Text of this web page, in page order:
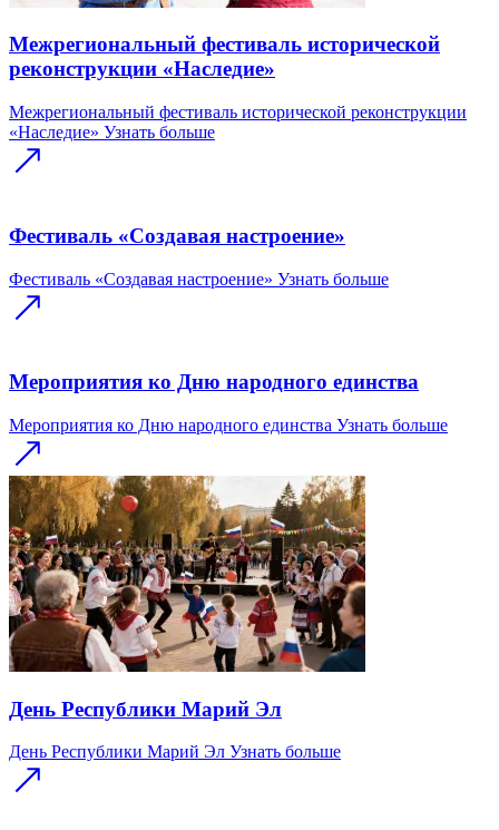
Межрегиональный фестиваль исторической
реконструкции «Наследие»
Межрегиональный фестиваль исторической реконструкции
«Наследие» Узнать больше
Фестиваль «Создавая настроение»
Фестиваль «Создавая настроение» Узнать больше
Мероприятия ко Дню народного единства
Мероприятия ко Дню народного единства Узнать больше
День Республики Марий Эл
День Республики Марий Эл Узнать больше